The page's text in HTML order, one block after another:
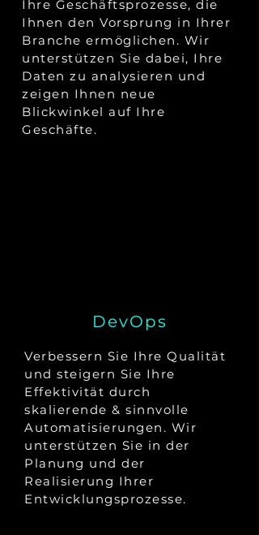
Ihre Geschäftsprozesse, die
Ihnen den Vorsprung in Ihrer
Branche ermöglichen. Wir
unterstützen Sie dabei, Ihre
Daten zu analysieren und
zeigen Ihnen neue
Blickwinkel auf Ihre
Geschäfte.
DevOps
Verbessern Sie Ihre Qualität
und steigern Sie Ihre
Effektivität durch
skalierende & sinnvolle
Automatisierungen. Wir
unterstützen Sie in der
Planung und der
Realisierung Ihrer
Entwicklungsprozesse.